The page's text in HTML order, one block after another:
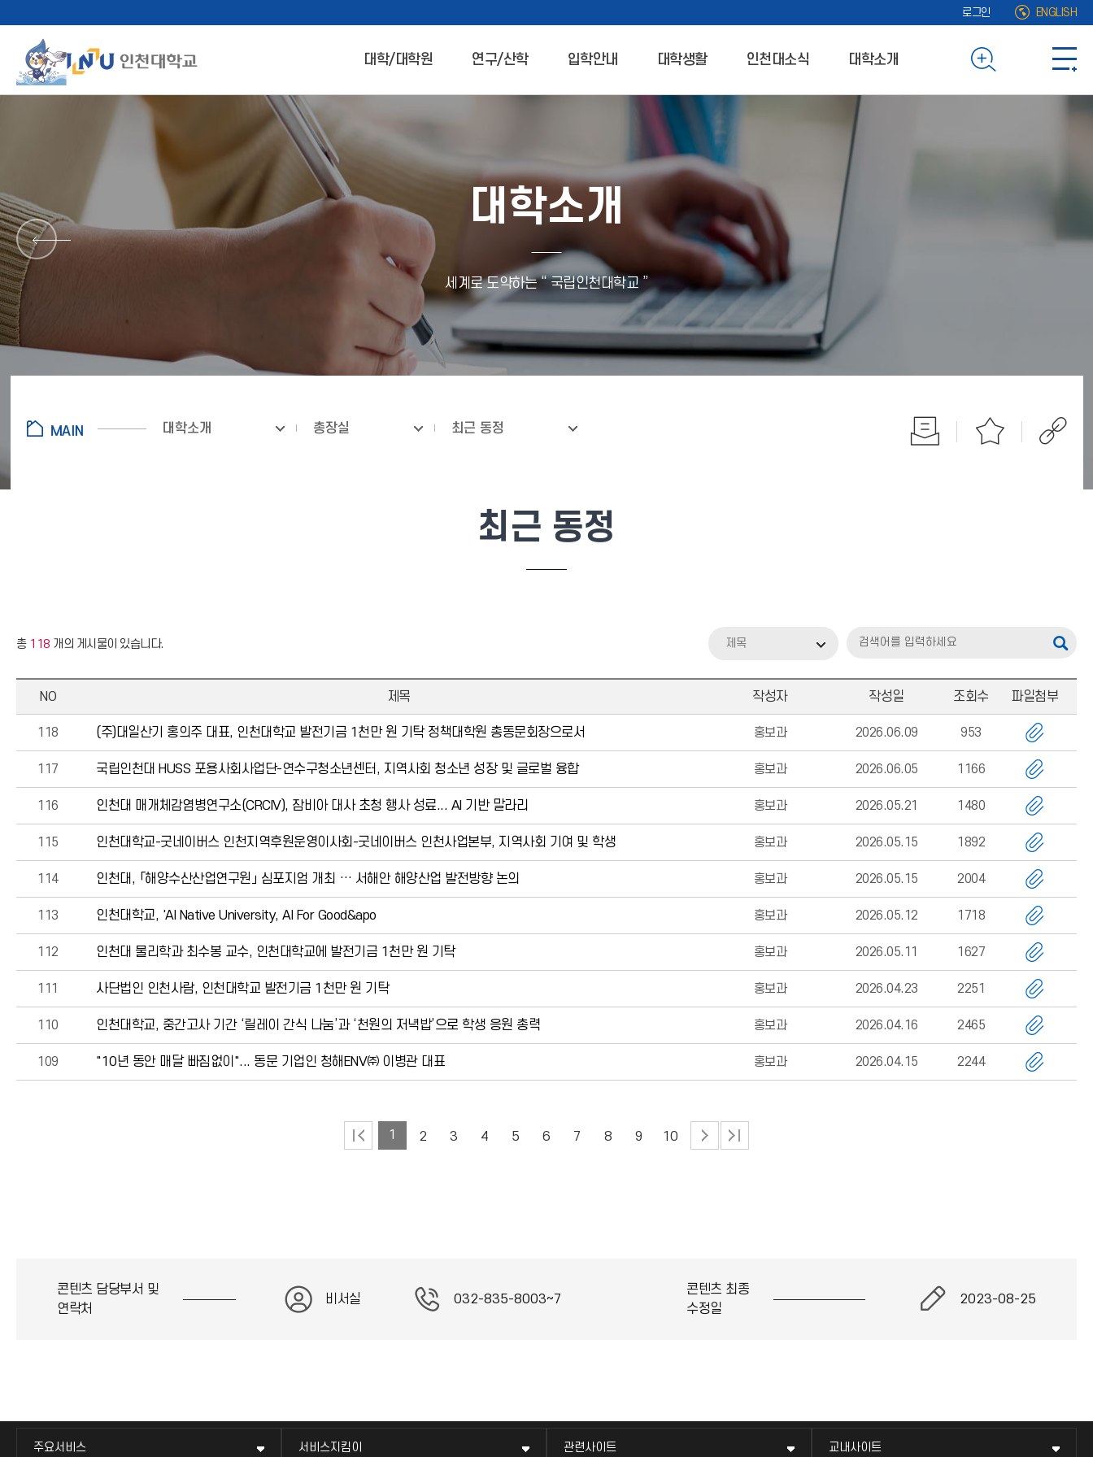
로그인 ENGLISH
대학/대학원 연구/산학 입학안내 대학생활 인천대소식 대학소개
대학소개
세계로 도약하는 “ 국립인천대학교 ”
대학소개 총장실 최근 동정
최근 동정
총 118 개의 게시물이 있습니다. 제목
NO 제목 작성자 작성일 조회수 파일첨부
118 (주)대일산기 홍의주 대표, 인천대학교 발전기금 1천만 원 기탁 정책대학원 총동문회장으로서 홍보과 2026.06.09 953
117 국립인천대 HUSS 포용사회사업단-연수구청소년센터, 지역사회 청소년 성장 및 글로벌 융합 홍보과 2026.06.05 1166
116 인천대 매개체감염병연구소(CRCIV), 잠비아 대사 초청 행사 성료... AI 기반 말라리 홍보과 2026.05.21 1480
115 인천대학교-굿네이버스 인천지역후원운영이사회-굿네이버스 인천사업본부, 지역사회 기여 및 학생 홍보과 2026.05.15 1892
114 인천대, 「해양수산산업연구원」 심포지엄 개최 … 서해안 해양산업 발전방향 논의 홍보과 2026.05.15 2004
113 인천대학교, 'AI Native University, AI For Good&apo 홍보과 2026.05.12 1718
112 인천대 물리학과 최수봉 교수, 인천대학교에 발전기금 1천만 원 기탁 홍보과 2026.05.11 1627
111 사단법인 인천사람, 인천대학교 발전기금 1천만 원 기탁 홍보과 2026.04.23 2251
110 인천대학교, 중간고사 기간 ‘릴레이 간식 나눔’과 ‘천원의 저녁밥’으로 학생 응원 총력 홍보과 2026.04.16 2465
109 "10년 동안 매달 빠짐없이"... 동문 기업인 청해ENV㈜ 이병관 대표 홍보과 2026.04.15 2244
1 2 3 4 5 6 7 8 9 10
콘텐츠 담당부서 및
연락처
비서실 032-835-8003~7
콘텐츠 최종
수정일
2023-08-25
주요서비스 서비스지킴이 관련사이트 교내사이트